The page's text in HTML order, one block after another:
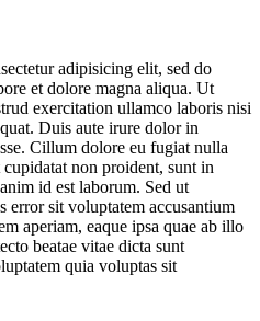
adipisicing elit, sed do
et dolore magna aliqua. Ut
exercitation ullamco laboris nisi
Duis aute irure dolor in
Cillum dolore eu fugiat nulla
non proident, sunt in
id est laborum. Sed ut
error sit voluptatem accusantium
aperiam, eaque ipsa quae ab illo
beatae vitae dicta sunt
quia voluptas sit